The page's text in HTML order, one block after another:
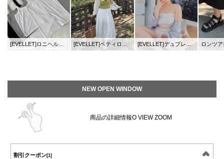
[EVELLET]ロニヘル長さ別レーヨンズ版紐スリブリス [EVELLET]ベティロサマーボレロカーディガン [EVELLET]デュプレット人絹チューブブラトップ ロンツアレザース
NEW OPEN WINDOW
商品の詳細情報O VIEW ZOOM
割引クーポン[1]